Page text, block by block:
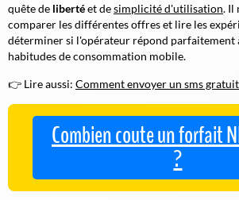
quête de libertéet desimplicité d'utilisation. Il
comparer les différentes offres et lire les
déterminer si l'opérateur répond parfaitement
habitudes de consommation mobile.
👉 Lire aussi: Comment envoyer un sms
Combien coute un forfait
?